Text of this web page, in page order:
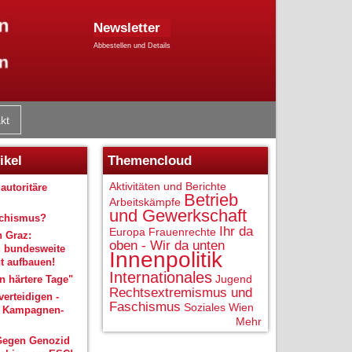
Newsletter
Abbestellen und Details
Graz:
bundesweite
aufbauen!
härtere Tage"
-
Genozid
Themencloud
Aktivitäten und Berichte
Arbeitskämpfe Betrieb
und Gewerkschaft
Europa Frauenrechte Ihr da
oben - Wir da unten
Innenpolitik
Internationales Jugend
Rechtsextremismus und
Faschismus Soziales Wien
Mehr